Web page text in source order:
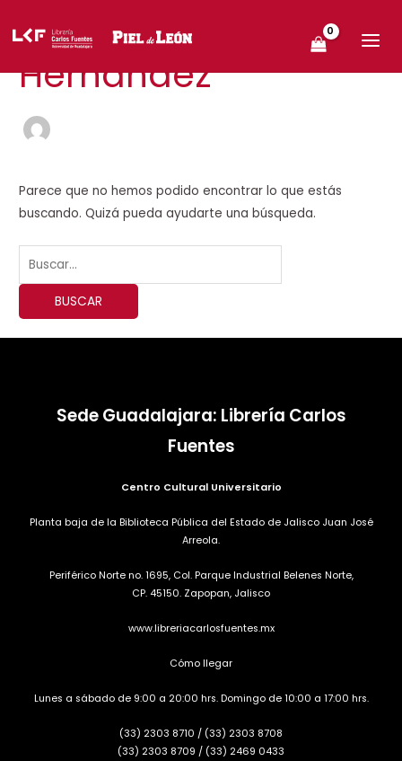
Fernando
Hernández
Parece que no hemos podido encontrar lo que estás
buscando. Quizá pueda ayudarte una búsqueda.
por:
Sede Guadalajara: Librería Carlos
Fuentes
Centro Cultural Universitario
Planta baja de la Biblioteca Pública del Estado de Jalisco Juan José
Arreola.
Periférico Norte no. 1695, Col. Parque Industrial Belenes Norte,
CP. 45150. Zapopan, Jalisco
www.libreriacarlosfuentes.mx
Cómo llegar
Lunes a sábado de 9:00 a 20:00 hrs. Domingo de 10:00 a 17:00 hrs.
(33) 2303 8710 / (33) 2303 8708
(33) 2303 8709 / (33) 2469 0433